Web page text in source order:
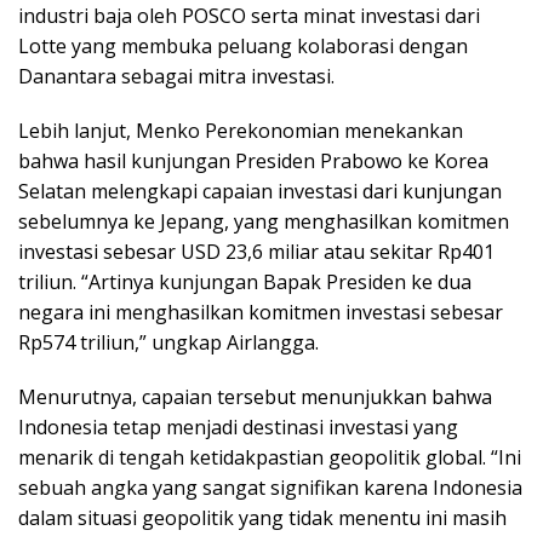
industri baja oleh POSCO serta minat investasi dari
Lotte yang membuka peluang kolaborasi dengan
Danantara sebagai mitra investasi.
Lebih lanjut, Menko Perekonomian menekankan
bahwa hasil kunjungan Presiden Prabowo ke Korea
Selatan melengkapi capaian investasi dari kunjungan
sebelumnya ke Jepang, yang menghasilkan komitmen
investasi sebesar USD 23,6 miliar atau sekitar Rp401
triliun. “Artinya kunjungan Bapak Presiden ke dua
negara ini menghasilkan komitmen investasi sebesar
Rp574 triliun,” ungkap Airlangga.
Menurutnya, capaian tersebut menunjukkan bahwa
Indonesia tetap menjadi destinasi investasi yang
menarik di tengah ketidakpastian geopolitik global. “Ini
sebuah angka yang sangat signifikan karena Indonesia
dalam situasi geopolitik yang tidak menentu ini masih